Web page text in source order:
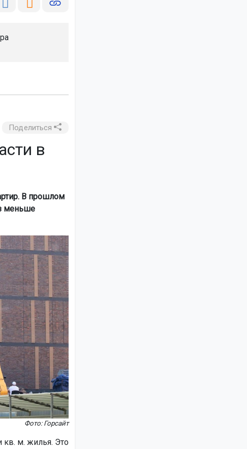
Поделиться
в
В прошлом
меньше
Фото: Горсайт
кв. м. жилья. Это